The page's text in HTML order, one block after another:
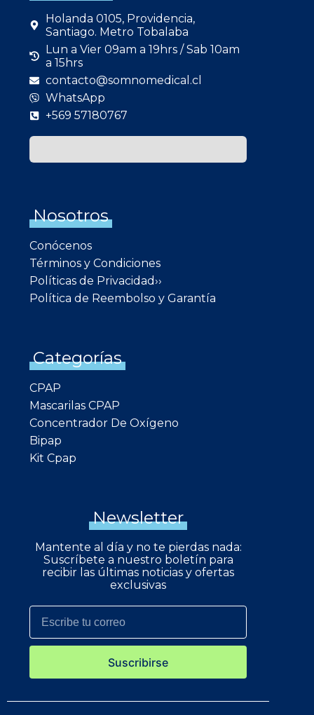
Holanda 0105, Providencia,
Santiago. Metro Tobalaba
Lun a Vier 09am a 19hrs / Sab 10am
a 15hrs
contacto@somnomedical.cl
WhatsApp
+569 57180767
Nosotros
Conócenos
Términos y Condiciones
Políticas de Privacidad››
Política de Reembolso y Garantía
Categorías
CPAP
Mascarilas CPAP
Concentrador De Oxígeno
Bipap
Kit Cpap
Newsletter
Mantente al día y no te pierdas nada:
Suscríbete a nuestro boletín para
recibir las últimas noticias y ofertas
exclusivas
Suscribirse